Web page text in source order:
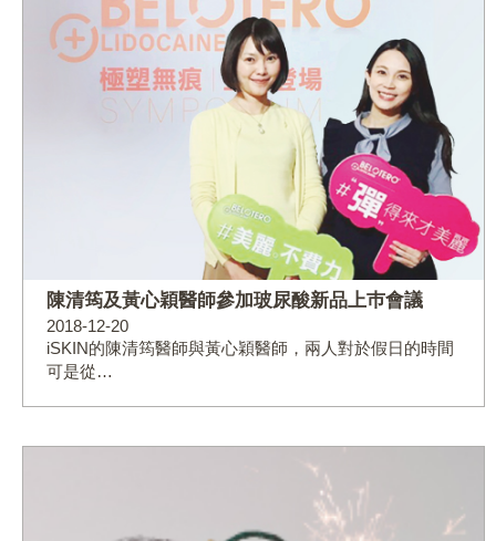
陳清筠及黃心穎醫師參加玻尿酸新品上巿會議
2018-12-20
iSKIN的陳清筠醫師與黃心穎醫師，兩人對於假日的時間
可是從…